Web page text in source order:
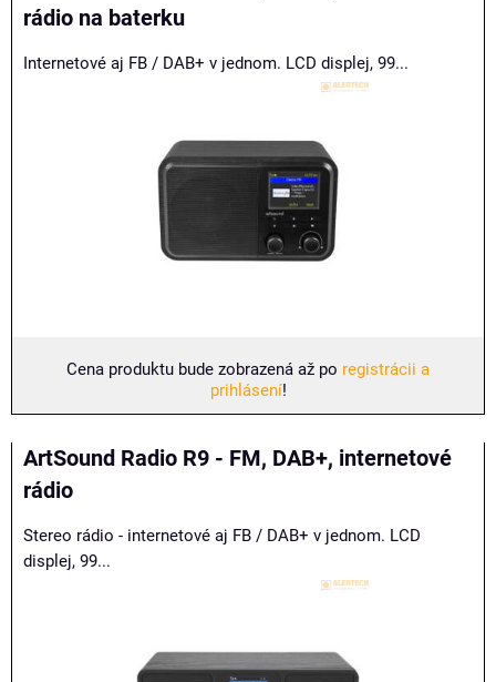
rádio na baterku
Internetové aj FB / DAB+ v jednom. LCD displej, 99...
Cena produktu bude zobrazená až po registrácii a
prihlásení!
ArtSound Radio R9 - FM, DAB+, internetové
rádio
Stereo rádio - internetové aj FB / DAB+ v jednom. LCD
displej, 99...